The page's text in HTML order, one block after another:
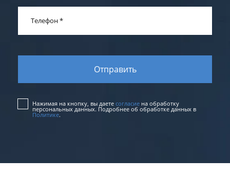
Телефон*
Нажимая на кнопку, вы даете согласие на обработку
персональных данных. Подробнее об обработке данных в
Политике.